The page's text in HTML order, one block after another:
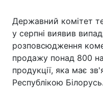
Державний комітет
у серпні виявив
розповсюдження
продажу понад 800
продукції, яка має
Республікою Білорусь.